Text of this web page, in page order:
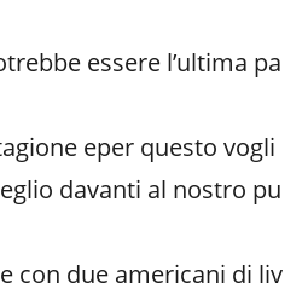
essere l’ultima pa
eper questo vogli
davanti al nostro pu
con due americani di liv